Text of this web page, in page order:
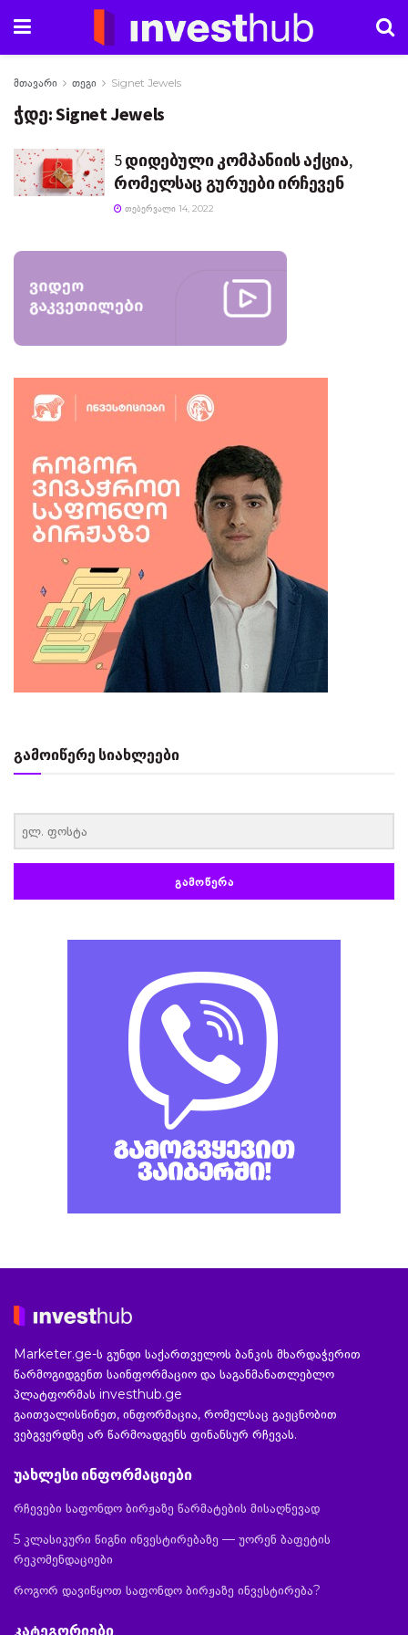
მთავარი თეგი Signet Jewels
ჭდე:Signet Jewels
5 დიდებული კომპანიის აქცია,
რომელსაც გურუები ირჩევენ
ᲗᲔᲑᲔᲠᲕᲐᲚᲘ 14, 2022
გამოიწერე სიახლეები
ᲒᲐᲛᲝᲬᲔᲠᲐ
Marketer.ge-ს გუნდი საქართველოს ბანკის მხარდაჭერით
წარმოგიდგენთ საინფორმაციო და საგანმანათლებლო
პლატფორმას investhub.ge
გაითვალისწინეთ, ინფორმაცია, რომელსაც გაეცნობით
ვებგვერდზე არ წარმოადგენს ფინანსურ რჩევას.
უახლესი ინფორმაციები
რჩევები საფონდო ბირჟაზე წარმატების მისაღწევად
5 კლასიკური წიგნი ინვესტირებაზე — უორენ ბაფეტის
რეკომენდაციები
როგორ დავიწყოთ საფონდო ბირჟაზე ინვესტირება?
კატეგორიები